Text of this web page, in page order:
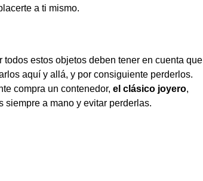
a ti mismo.
estos objetos deben tener en cuenta que
aquí y allá, y por consiguiente perderlos.
compra un contenedor, el clásico joyero,
siempre a mano y evitar perderlas.